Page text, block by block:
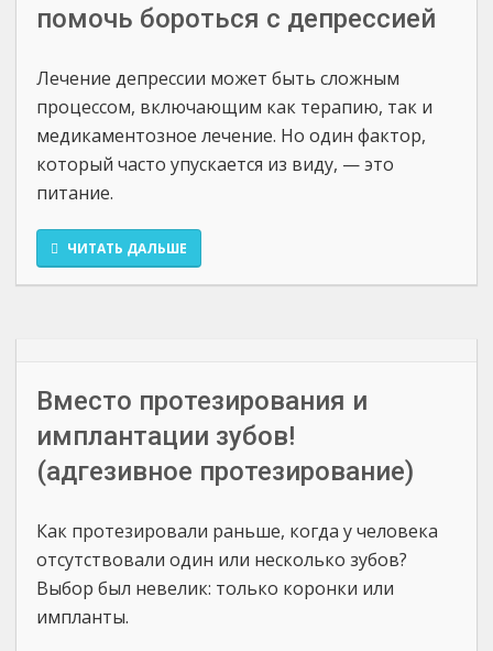
помочь бороться с депрессией
Лечение депрессии может быть сложным
процессом, включающим как терапию, так и
медикаментозное лечение. Но один фактор,
который часто упускается из виду, — это
питание.
ЧИТАТЬ ДАЛЬШЕ
Вместо протезирования и
имплантации зубов!
(адгезивное протезирование)
Как протезировали раньше, когда у человека
отсутствовали один или несколько зубов?
Выбор был невелик: только коронки или
импланты.